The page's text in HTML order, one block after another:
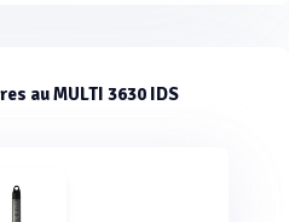
au MULTI 3630 IDS